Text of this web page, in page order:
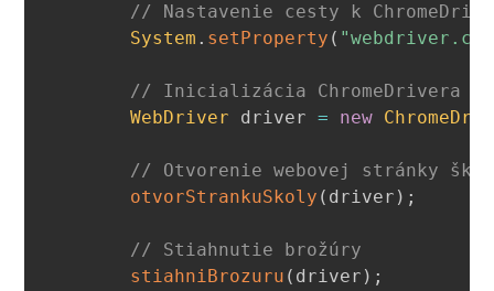
// Nastavenie cesty k
System . setProperty (
// Inicializácia ChromeDrivera
WebDriver driver = new
// Otvorenie webovej stránky
otvorStrankuSkoly ( driver ) ;
// Stiahnutie brožúry
stiahniBrozuru ( driver ) ;